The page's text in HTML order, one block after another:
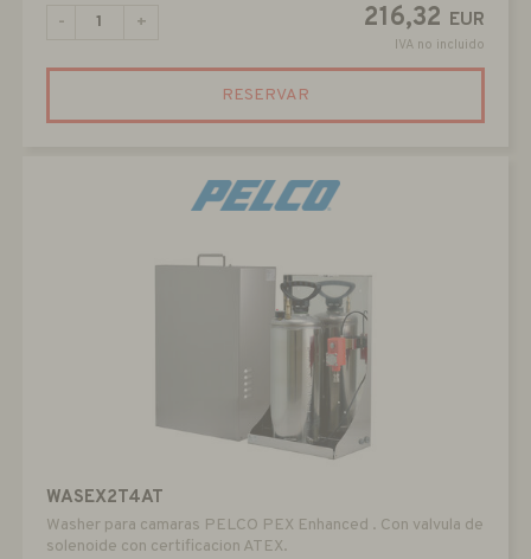
216,32 EUR
IVA no incluido
- +
RESERVAR
WASEX2T4AT
Washer para camaras PELCO PEX Enhanced . Con valvula de
solenoide con certificacion ATEX.